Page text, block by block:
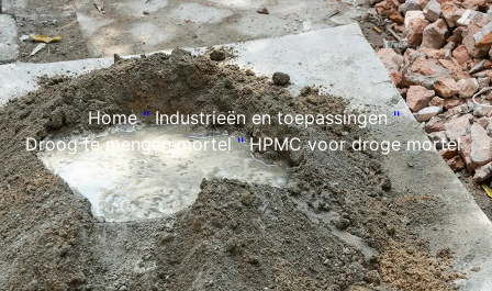
Home " Industrieën en toepassingen "
Droog te mengen mortel " HPMC voor droge mortel